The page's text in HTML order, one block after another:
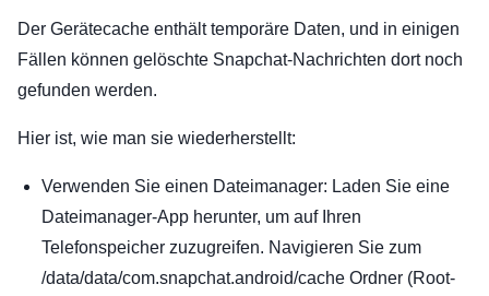
Der Gerätecache enthält temporäre Daten, und in einigen
Fällen können gelöschte Snapchat-Nachrichten dort noch
gefunden werden.
Hier ist, wie man sie wiederherstellt:
Verwenden Sie einen Dateimanager: Laden Sie eine
Dateimanager-App herunter, um auf Ihren
Telefonspeicher zuzugreifen. Navigieren Sie zum
/data/data/com.snapchat.android/cache Ordner (Root-